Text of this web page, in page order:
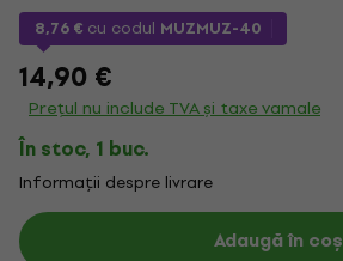
8,76 € cu codul MUZMUZ-40
14,90 €
Prețul nu include TVA și taxe vamale
În stoc, 1 buc.
Informații despre livrare
Adaugă în coș